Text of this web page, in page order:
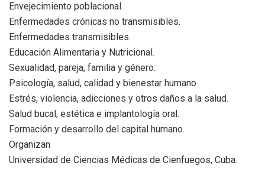
Envejecimiento poblacional.
Enfermedades crónicas no transmisibles.
Enfermedades transmisibles.
Educación Alimentaria y Nutricional.
Sexualidad, pareja, familia y género.
Psicología, salud, calidad y bienestar humano.
Estrés, violencia, adicciones y otros daños a la salud.
Salud bucal, estética e implantología oral.
Formación y desarrollo del capital humano.
Organizan
Universidad de Ciencias Médicas de Cienfuegos, Cuba.